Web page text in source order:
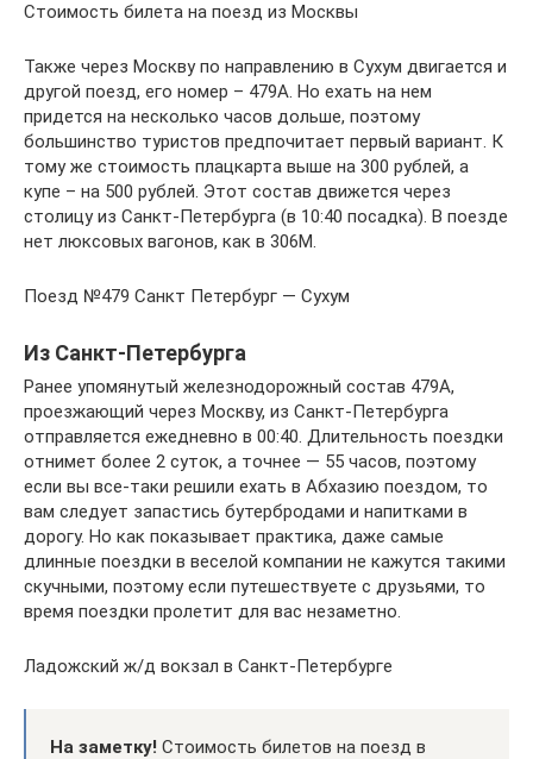
Стоимость билета на поезд из Москвы
Также через Москву по направлению в Сухум двигается и
другой поезд, его номер – 479А. Но ехать на нем
придется на несколько часов дольше, поэтому
большинство туристов предпочитает первый вариант. К
тому же стоимость плацкарта выше на 300 рублей, а
купе – на 500 рублей. Этот состав движется через
столицу из Санкт-Петербурга (в 10:40 посадка). В поезде
нет люксовых вагонов, как в 306М.
Поезд №479 Санкт Петербург — Сухум
Из Санкт-Петербурга
Ранее упомянутый железнодорожный состав 479А,
проезжающий через Москву, из Санкт-Петербурга
отправляется ежедневно в 00:40. Длительность поездки
отнимет более 2 суток, а точнее — 55 часов, поэтому
если вы все-таки решили ехать в Абхазию поездом, то
вам следует запастись бутербродами и напитками в
дорогу. Но как показывает практика, даже самые
длинные поездки в веселой компании не кажутся такими
скучными, поэтому если путешествуете с друзьями, то
время поездки пролетит для вас незаметно.
Ладожский ж/д вокзал в Санкт-Петербурге
На заметку! Стоимость билетов на поезд в